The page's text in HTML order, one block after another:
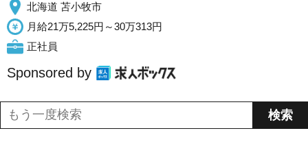
北海道 苫小牧市
月給21万5,225円～30万313円
正社員
Sponsored by